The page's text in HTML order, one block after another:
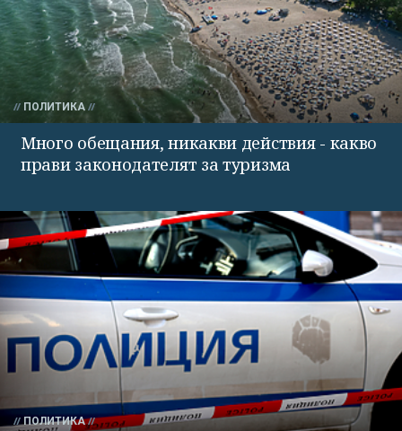
ПОЛИТИКА
Много обещания, никакви действия - какво
прави законодателят за туризма
ПОЛИТИКА